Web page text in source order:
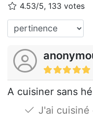
4.53/5, 133 votes
A cuisiner sans
J'ai